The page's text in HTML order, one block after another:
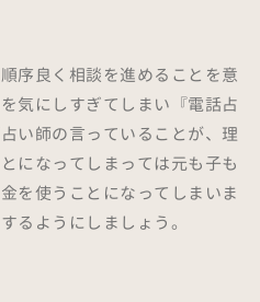
序良く相談を進めることを意
気にしすぎてしまい『電話占
い師の言っていることが、理
になってしまっては元も子も
を使うことになってしまいま
るようにしましょう。